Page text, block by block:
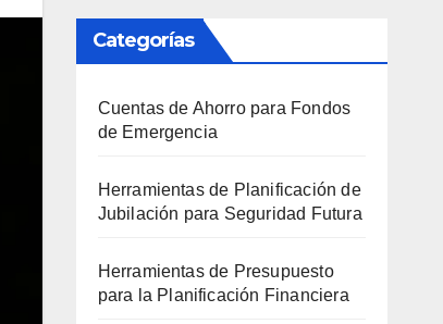
Categorías
Cuentas de Ahorro para Fondos
de Emergencia
Herramientas de Planificación de
Jubilación para Seguridad Futura
Herramientas de Presupuesto
para la Planificación Financiera